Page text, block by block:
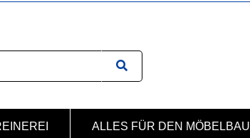
ALLES FÜR DEN MÖBELBAU